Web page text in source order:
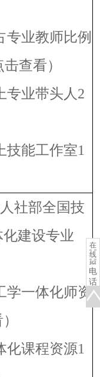
专业教师比例
击查看）
专业带头人2
技能工作室1
社部全国技
建设专业
学一体化师资
化课程资源1
在
线
报
名
电
话
咨